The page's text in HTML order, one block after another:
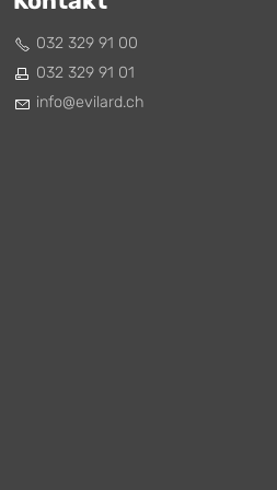
032 329 91 00
032 329 91 01
nf
v l rd ch